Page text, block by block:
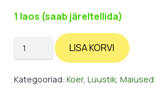
1 laos (saab järeltellida)
Liharibad:
naturaalsed
maiused
LISA KORVI
Kategooriad: Koer, Luustik, Maiused